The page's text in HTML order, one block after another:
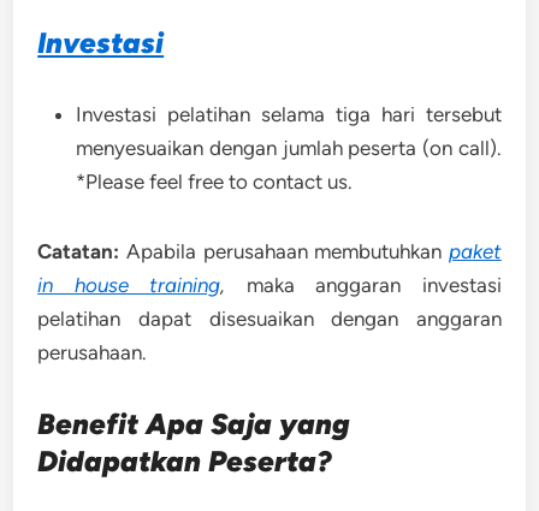
Investasi
Investasi pelatihan selama tiga hari tersebut
menyesuaikan dengan jumlah peserta (on call).
*Please feel free to contact us.
Catatan: Apabila perusahaan membutuhkan paket
in house training, maka anggaran investasi
pelatihan dapat disesuaikan dengan anggaran
perusahaan.
Benefit Apa Saja yang
Didapatkan Peserta?